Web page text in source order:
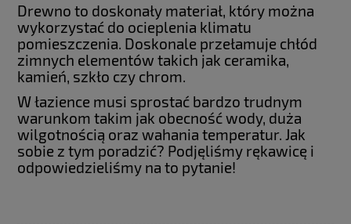
Drewno to doskonały materiał, który można
wykorzystać do ocieplenia klimatu
pomieszczenia. Doskonale przełamuje chłód
zimnych elementów takich jak ceramika,
kamień, szkło czy chrom.
W łazience musi sprostać bardzo trudnym
warunkom takim jak obecność wody, duża
wilgotnością oraz wahania temperatur. Jak
sobie z tym poradzić? Podjęliśmy rękawicę i
odpowiedzieliśmy na to pytanie!